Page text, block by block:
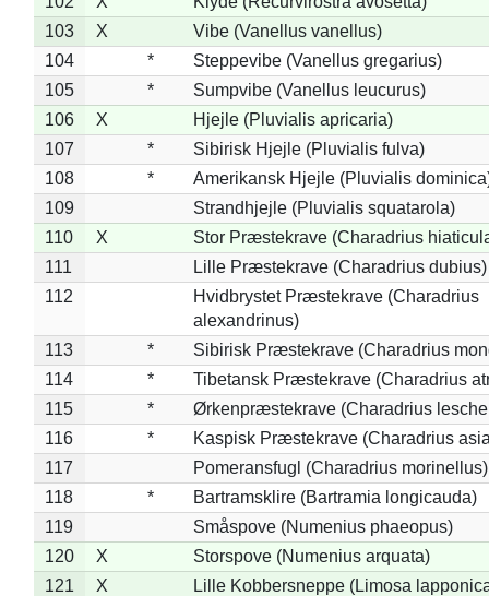
103
X
Vibe (Vanellus vanellus)
104
*
Steppevibe (Vanellus gregarius)
105
*
Sumpvibe (Vanellus leucurus)
106
X
Hjejle (Pluvialis apricaria)
107
*
Sibirisk Hjejle (Pluvialis fulva)
108
*
Amerikansk Hjejle (Pluvialis
109
Strandhjejle (Pluvialis squatarola)
110
X
Stor Præstekrave (Charadrius
111
Lille Præstekrave (Charadrius dubius)
112
Hvidbrystet Præstekrave (Charadrius
alexandrinus)
113
*
Sibirisk Præstekrave (Charadrius
114
*
Tibetansk Præstekrave (Charadrius
115
*
Ørkenpræstekrave (Charadrius
116
*
Kaspisk Præstekrave (Charadrius
117
Pomeransfugl (Charadrius morinellus)
118
*
Bartramsklire (Bartramia longicauda)
119
Småspove (Numenius phaeopus)
120
X
Storspove (Numenius arquata)
121
X
Lille Kobbersneppe (Limosa